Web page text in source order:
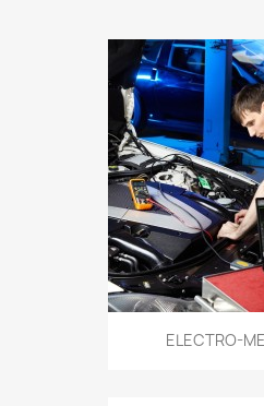
ELECTRO-